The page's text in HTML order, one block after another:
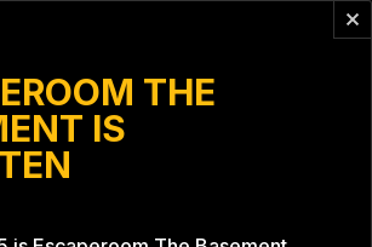
THE
IS